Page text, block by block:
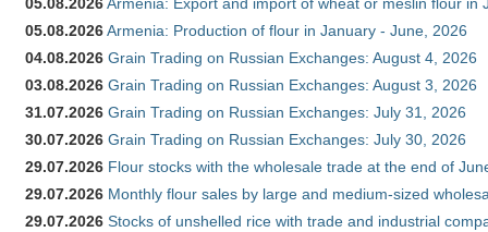
05.08.2026Armenia: Export and import of wheat or meslin flour in
05.08.2026Armenia: Production of flour in January - June, 2026
04.08.2026 Grain Trading on Russian Exchanges: August 4, 2026
03.08.2026 Grain Trading on Russian Exchanges: August 3, 2026
31.07.2026 Grain Trading on Russian Exchanges: July 31, 2026
30.07.2026 Grain Trading on Russian Exchanges: July 30, 2026
29.07.2026 Flour stocks with the wholesale trade at the end of
29.07.2026 Monthly flour sales by large and medium-sized
29.07.2026 Stocks of unshelled rice with trade and industrial